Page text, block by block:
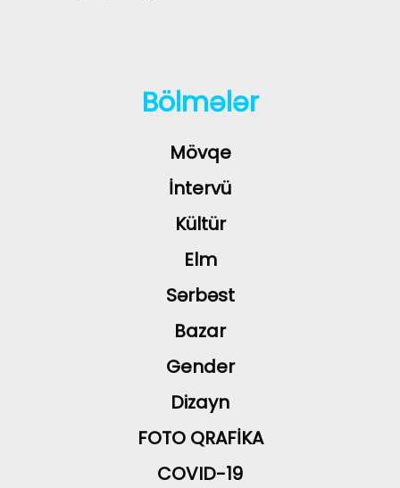
Bölmələr
Mövqe
İntervü
Kültür
Elm
Sərbəst
Bazar
Gender
Dizayn
FOTO QRAFİKA
COVID-19